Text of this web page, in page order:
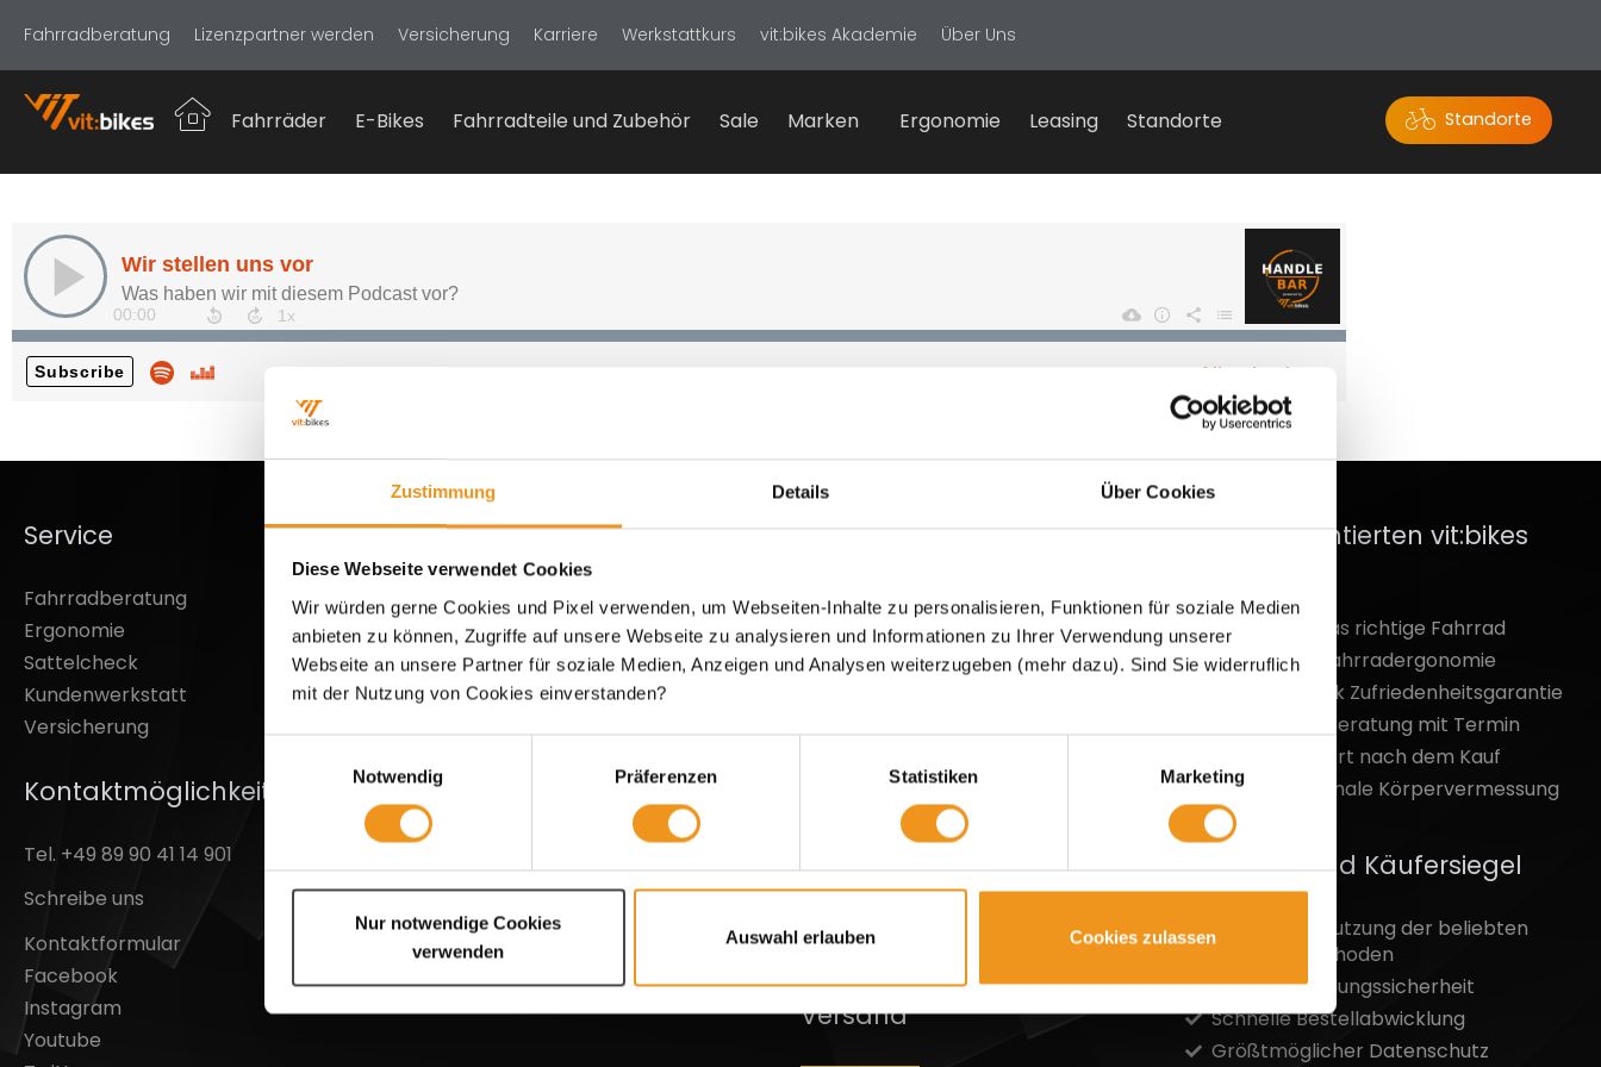
Zustimmung Details Über Cookies
Diese Webseite verwendet Cookies
Wir würden gerne Cookies und Pixel verwenden, um Webseiten-Inhalte zu personalisieren, Funktionen für soziale Medien
anbieten zu können, Zugriffe auf unsere Webseite zu analysieren und Informationen zu Ihrer Verwendung unserer
Webseite an unsere Partner für soziale Medien, Anzeigen und Analysen weiterzugeben (mehr dazu). Sind Sie widerruflich
mit der Nutzung von Cookies einverstanden?
Notwendig
Präferenzen Statistiken Marketing
Nur notwendige Cookies
verwenden
Auswahl erlauben Cookies zulassen
Fahrradberatung Lizenzpartner werden Versicherung Karriere Werkstattkurs vit:bikes Akademie Über Uns
Fahrräder E-Bikes Fahrradteile und Zubehör Sale Marken Ergonomie Leasing Standorte Standorte
Service
Fahrradberatung
Ergonomie
Sattelcheck
Kundenwerkstatt
Versicherung
Kontaktmöglichkeiten / Hotline
Tel. +49 89 90 41 14 901
Schreibe uns
Kontaktformular
Facebook
Instagram
Youtube
Informationen
Über Uns
Widerrufsrecht
Versand & Zahlung
Leasing
Lizenz
Cookie Einstellungen
Batterieentsorgungshinweis
AGB & Kundeninfo
Kontakt
Impressum
Zahlungsarten
Versand
Deine garantierten vit:bikes
Garantiert das richtige Fahrrad
Individuelle Fahrradergonomie
Risikofrei dank Zufriedenheitsgarantie
Persönliche Beratung mit Termin
Bester Support nach dem Kauf
Dreidimensionale Körpervermessung
Händlerbund Käufersiegel
Kostenlose Nutzung der beliebten
Zahlungsmethoden
100%-ige Zahlungssicherheit
Schnelle Bestellabwicklung
Größtmöglicher Datenschutz